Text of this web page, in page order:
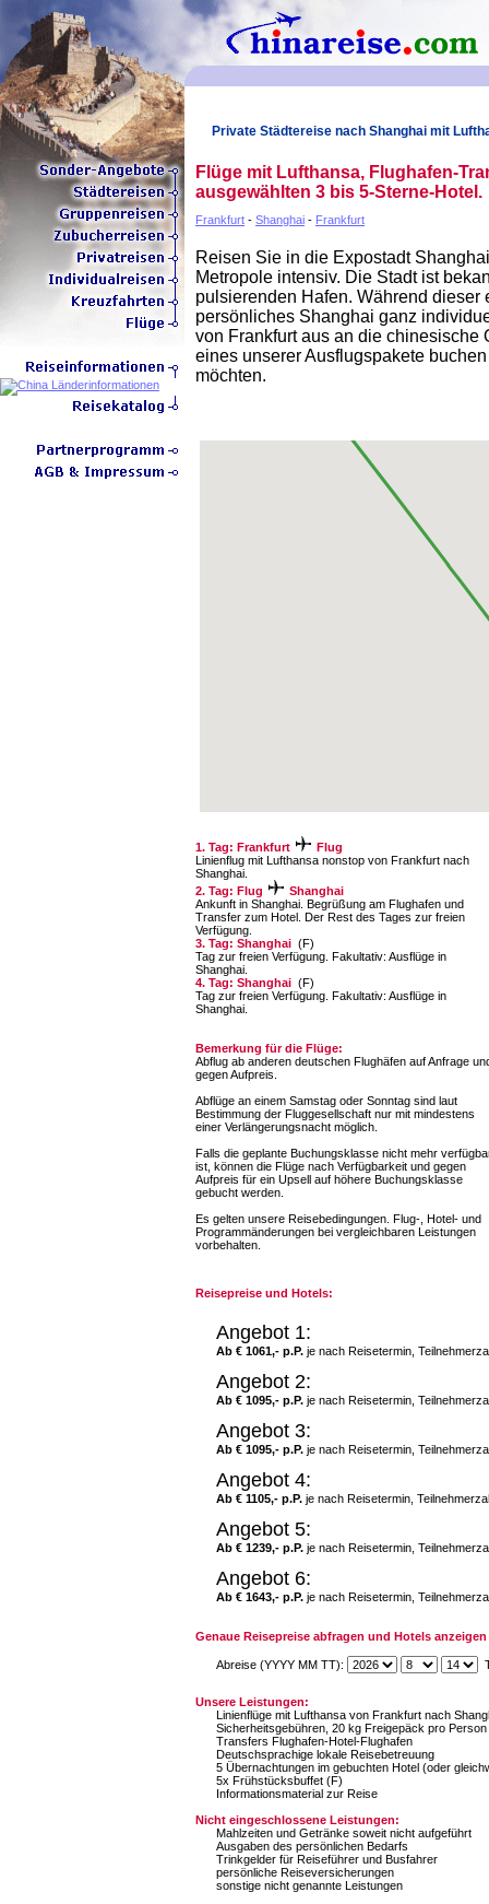
Private Städtereise nach Shanghai mit
Flüge mit Lufthansa, Flughafen-
ausgewählten 3 bis 5-Sterne-Hotel.
Frankfurt - Shanghai - Frankfurt
Reisen Sie in die Expostadt
Metropole intensiv. Die Stadt ist
pulsierenden Hafen. Während
persönliches Shanghai ganz
von Frankfurt aus an die chinesische
eines unserer Ausflugspakete
möchten.
1. Tag: Frankfurt
Flug
Linienflug mit Lufthansa nonstop von Frankfurt nach
Shanghai.
2. Tag: Flug
Shanghai
Ankunft in Shanghai. Begrüßung am Flughafen und
Transfer zum Hotel. Der Rest des Tages zur freien
Verfügung.
3. Tag: Shanghai (F)
Tag zur freien Verfügung. Fakultativ: Ausflüge in
Shanghai.
4. Tag: Shanghai (F)
Tag zur freien Verfügung. Fakultativ: Ausflüge in
Shanghai.
Bemerkung für die Flüge:
Abflug ab anderen deutschen Flughäfen auf Anfrage
gegen Aufpreis.
Abflüge an einem Samstag oder Sonntag sind laut
Bestimmung der Fluggesellschaft nur mit mindestens
einer Verlängerungsnacht möglich.
Falls die geplante Buchungsklasse nicht mehr
ist, können die Flüge nach Verfügbarkeit und gegen
Aufpreis für ein Upsell auf höhere Buchungsklasse
gebucht werden.
Es gelten unsere Reisebedingungen. Flug-, Hotel- und
Programmänderungen bei vergleichbaren Leistungen
vorbehalten.
Reisepreise und Hotels:
Angebot 1:
Ab € 1061,- p.P. je nach Reisetermin,
Angebot 2:
Ab € 1095,- p.P. je nach Reisetermin,
Angebot 3:
Ab € 1095,- p.P. je nach Reisetermin,
Angebot 4:
Ab € 1105,- p.P. je nach Reisetermin,
Angebot 5:
Ab € 1239,- p.P. je nach Reisetermin,
Angebot 6:
Ab € 1643,- p.P. je nach Reisetermin,
Genaue Reisepreise abfragen und Hotels
Abreise (YYYY MM TT):
Unsere Leistungen:
Linienflüge mit Lufthansa von Frankfurt nach
Sicherheitsgebühren, 20 kg Freigepäck pro Person
Transfers Flughafen-Hotel-Flughafen
Deutschsprachige lokale Reisebetreuung
5 Übernachtungen im gebuchten Hotel (oder
5x Frühstücksbuffet (F)
Informationsmaterial zur Reise
Nicht eingeschlossene Leistungen:
Mahlzeiten und Getränke soweit nicht aufgeführt
Ausgaben des persönlichen Bedarfs
Trinkgelder für Reiseführer und Busfahrer
persönliche Reiseversicherungen
sonstige nicht genannte Leistungen